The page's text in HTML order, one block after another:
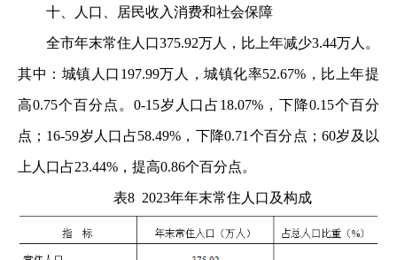
十、人口、居民收入消费和社会保障
全市年末常住人口375.92万人，比上年减少3.44万人。
其中：城镇人口197.99万人，城镇化率52.67%，比上年提
高0.75个百分点。0-15岁人口占18.07%，下降0.15个百分
点；16-59岁人口占58.49%，下降0.71个百分点；60岁及以
上人口占23.44%，提高0.86个百分点。
表8 2023年年末常住人口及构成